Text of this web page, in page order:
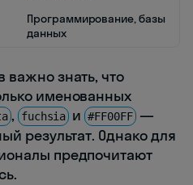
Программирование, базы
данных
важно знать, что
именованных
, fuchsia и #FF00FF —
результат. Однако для
предпочитают